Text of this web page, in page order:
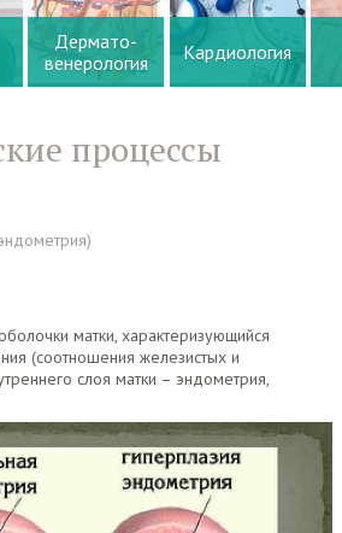
Дермато-
венерология
Кардиология
процессы
матки, характеризующийся
(соотношения железистых и
слоя матки – эндометрия,